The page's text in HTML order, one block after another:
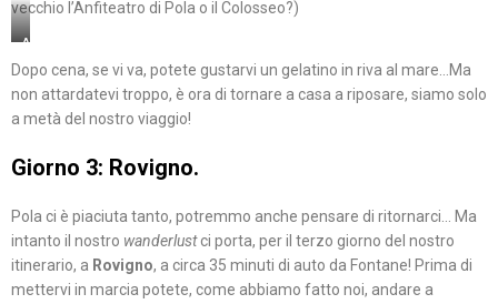
vecchio l’Anfiteatro di Pola o il Colosseo?)
Arena
Pola
Dopo cena, se vi va, potete gustarvi un gelatino in riva al mare…Ma
non attardatevi troppo, è ora di tornare a casa a riposare, siamo solo
a metà del nostro viaggio!
Giorno 3: Rovigno.
Pola ci è piaciuta tanto, potremmo anche pensare di ritornarci… Ma
intanto il nostro wanderlustci porta, per il terzo giorno del nostro
itinerario, a Rovigno, a circa 35 minuti di auto da Fontane! Prima di
mettervi in marcia potete, come abbiamo fatto noi, andare a